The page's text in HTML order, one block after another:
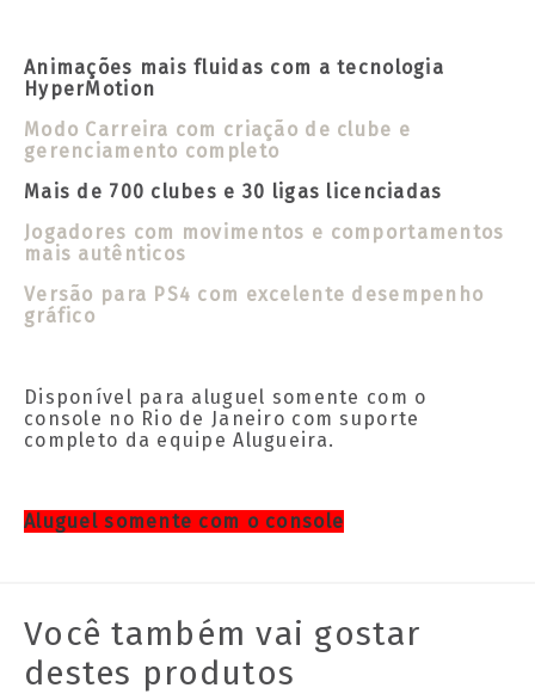
Animações mais fluidas com a tecnologia
HyperMotion
Modo Carreira com criação de clube e
gerenciamento completo
Mais de 700 clubes e 30 ligas licenciadas
Jogadores com movimentos e comportamentos
mais autênticos
Versão para PS4 com excelente desempenho
gráfico
Disponível para aluguel somente com o
console no Rio de Janeiro com suporte
completo da equipe Alugueira.
Aluguel somente com o console
Você também vai gostar
destes produtos